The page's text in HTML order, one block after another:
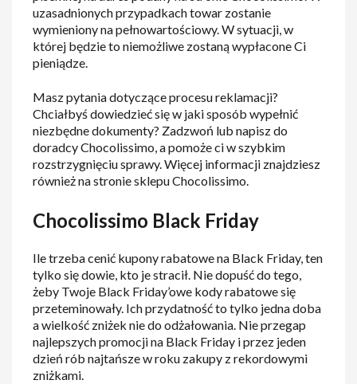
uzasadnionych przypadkach towar zostanie
wymieniony na pełnowartościowy. W sytuacji, w
której będzie to niemożliwe zostaną wypłacone Ci
pieniądze.
Masz pytania dotyczące procesu reklamacji?
Chciałbyś dowiedzieć się w jaki sposób wypełnić
niezbędne dokumenty? Zadzwoń lub napisz do
doradcy Chocolissimo, a pomoże ci w szybkim
rozstrzygnięciu sprawy. Więcej informacji znajdziesz
również na stronie sklepu Chocolissimo.
Chocolissimo Black Friday
Ile trzeba cenić kupony rabatowe na Black Friday, ten
tylko się dowie, kto je stracił. Nie dopuść do tego,
żeby Twoje Black Friday’owe kody rabatowe się
przeteminowały. Ich przydatność to tylko jedna doba
a wielkość zniżek nie do odżałowania. Nie przegap
najlepszych promocji na Black Friday i przez jeden
dzień rób najtańsze w roku zakupy z rekordowymi
zniżkami.